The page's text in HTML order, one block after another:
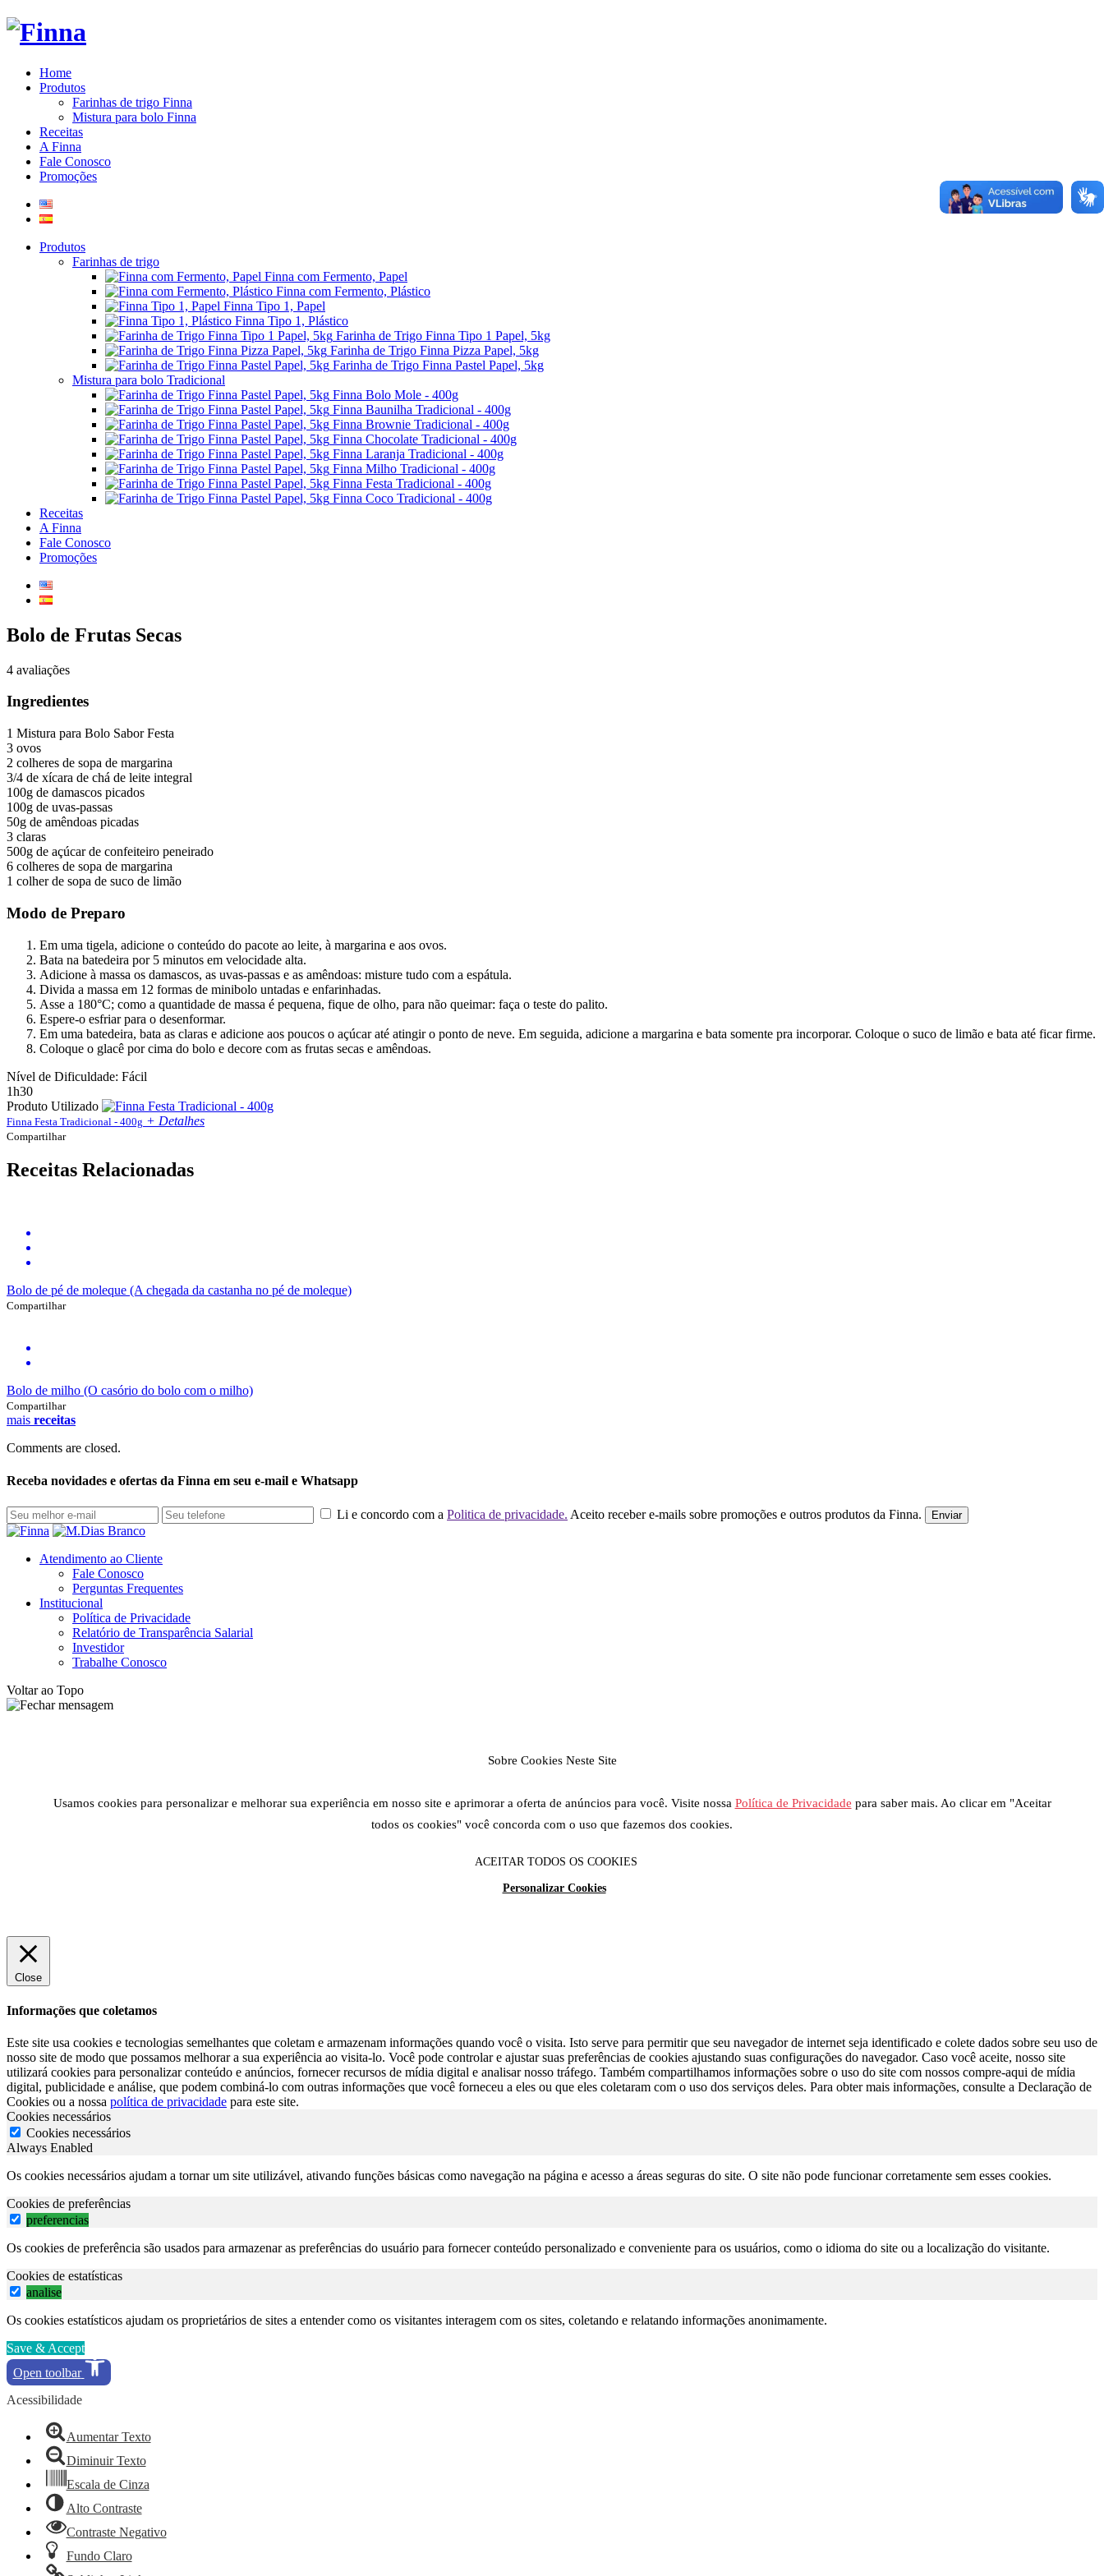
Home
Produtos
Farinhas de trigo Finna
Mistura para bolo Finna
Receitas
A Finna
Fale Conosco
Promoções
Produtos
Farinhas de trigo
Finna com Fermento, Papel
Finna com Fermento, Plástico
Finna Tipo 1, Papel
Finna Tipo 1, Plástico
Farinha de Trigo Finna Tipo 1 Papel, 5kg
Farinha de Trigo Finna Pizza Papel, 5kg
Farinha de Trigo Finna Pastel Papel, 5kg
Mistura para bolo Tradicional
Finna Bolo Mole - 400g
Finna Baunilha Tradicional - 400g
Finna Brownie Tradicional - 400g
Finna Chocolate Tradicional - 400g
Finna Laranja Tradicional - 400g
Finna Milho Tradicional - 400g
Finna Festa Tradicional - 400g
Finna Coco Tradicional - 400g
Receitas
A Finna
Fale Conosco
Promoções
Bolo de Frutas Secas
4 avaliações
Ingredientes
1 Mistura para Bolo Sabor Festa
3 ovos
2 colheres de sopa de margarina
3/4 de xícara de chá de leite integral
100g de damascos picados
100g de uvas-passas
50g de amêndoas picadas
3 claras
500g de açúcar de confeiteiro peneirado
6 colheres de sopa de margarina
1 colher de sopa de suco de limão
Modo de Preparo
Em uma tigela, adicione o conteúdo do pacote ao leite, à margarina e aos ovos.
Bata na batedeira por 5 minutos em velocidade alta.
Adicione à massa os damascos, as uvas-passas e as amêndoas: misture tudo com a espátula.
Divida a massa em 12 formas de minibolo untadas e enfarinhadas.
Asse a 180°C; como a quantidade de massa é pequena, fique de olho, para não queimar: faça o teste do palito.
Espere-o esfriar para o desenformar.
Em uma batedeira, bata as claras e adicione aos poucos o açúcar até atingir o ponto de neve. Em seguida, adicione a margarina e bata somente pra incorporar. Coloque o suco de limão e bata até ficar firme.
Coloque o glacê por cima do bolo e decore com as frutas secas e amêndoas.
Nível de Dificuldade: Fácil
1h30
Produto Utilizado
Finna Festa Tradicional - 400g + Detalhes
Compartilhar
Receitas Relacionadas
Bolo de pé de moleque (A chegada da castanha no pé de moleque)
Compartilhar
Bolo de milho (O casório do bolo com o milho)
Compartilhar
mais receitas
Comments are closed.
Receba novidades e ofertas da Finna em seu e-mail e Whatsapp
Li e concordo com a Politica de privacidade. Aceito receber e-mails sobre promoções e outros produtos da Finna. Enviar
Atendimento ao Cliente
Fale Conosco
Perguntas Frequentes
Institucional
Política de Privacidade
Relatório de Transparência Salarial
Investidor
Trabalhe Conosco
Voltar ao Topo
Sobre Cookies Neste Site
Usamos cookies para personalizar e melhorar sua experiência em nosso site e aprimorar a oferta de anúncios para você. Visite nossa Política de Privacidade para saber mais. Ao clicar em "Aceitar
todos os cookies" você concorda com o uso que fazemos dos cookies.
ACEITAR TODOS OS COOKIES
Personalizar Cookies
Close
Informações que coletamos
Este site usa cookies e tecnologias semelhantes que coletam e armazenam informações quando você o visita. Isto serve para permitir que seu navegador de internet seja identificado e colete dados sobre seu uso de
nosso site de modo que possamos melhorar a sua experiência ao visita-lo. Você pode controlar e ajustar suas preferências de cookies ajustando suas configurações do navegador. Caso você aceite, nosso site
utilizará cookies para personalizar conteúdo e anúncios, fornecer recursos de mídia digital e analisar nosso tráfego. Também compartilhamos informações sobre o uso do site com nossos compre-aqui de mídia
digital, publicidade e análise, que podem combiná-lo com outras informações que você forneceu a eles ou que eles coletaram com o uso dos serviços deles. Para obter mais informações, consulte a Declaração de
Cookies ou a nossa política de privacidade para este site.
Cookies necessários
Cookies necessários
Always Enabled
Os cookies necessários ajudam a tornar um site utilizável, ativando funções básicas como navegação na página e acesso a áreas seguras do site. O site não pode funcionar corretamente sem esses cookies.
Cookies de preferências
preferencias
Os cookies de preferência são usados para armazenar as preferências do usuário para fornecer conteúdo personalizado e conveniente para os usuários, como o idioma do site ou a localização do visitante.
Cookies de estatísticas
analise
Os cookies estatísticos ajudam os proprietários de sites a entender como os visitantes interagem com os sites, coletando e relatando informações anonimamente.
Save & Accept
Open toolbar
Acessibilidade
Aumentar Texto
Diminuir Texto
Escala de Cinza
Alto Contraste
Contraste Negativo
Fundo Claro